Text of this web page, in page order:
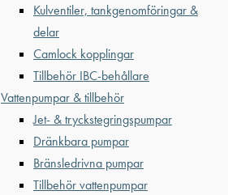
Kulventiler, tankgenomföringar &
delar
Camlock kopplingar
Tillbehör IBC-behållare
Vattenpumpar & tillbehör
Jet- & tryckstegringspumpar
Dränkbara pumpar
Bränsledrivna pumpar
Tillbehör vattenpumpar